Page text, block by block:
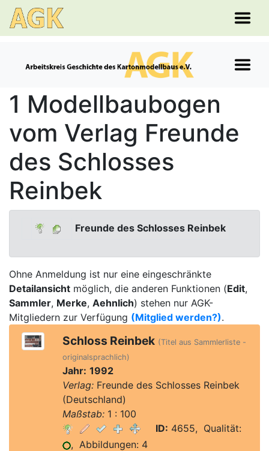
1 Modellbaubogen
vom Verlag Freunde
des Schlosses
Reinbek
Freunde des Schlosses Reinbek
Ohne Anmeldung ist nur eine eingeschränkte
Detailansicht möglich, die anderen Funktionen (Edit,
Sammler, Merke, Aehnlich) stehen nur AGK-
Mitgliedern zur Verfügung (Mitglied werden?).
Schloss Reinbek (Titel aus Sammlerliste -
originalsprachlich)
Jahr: 1992
Verlag:Freunde des Schlosses Reinbek
(Deutschland)
Maßstab:1 : 100
ID: 4655, Qualität:
, Abbildungen: 4